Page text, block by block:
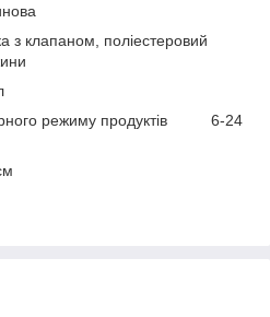
поліестеровий
режиму продуктів 6-24